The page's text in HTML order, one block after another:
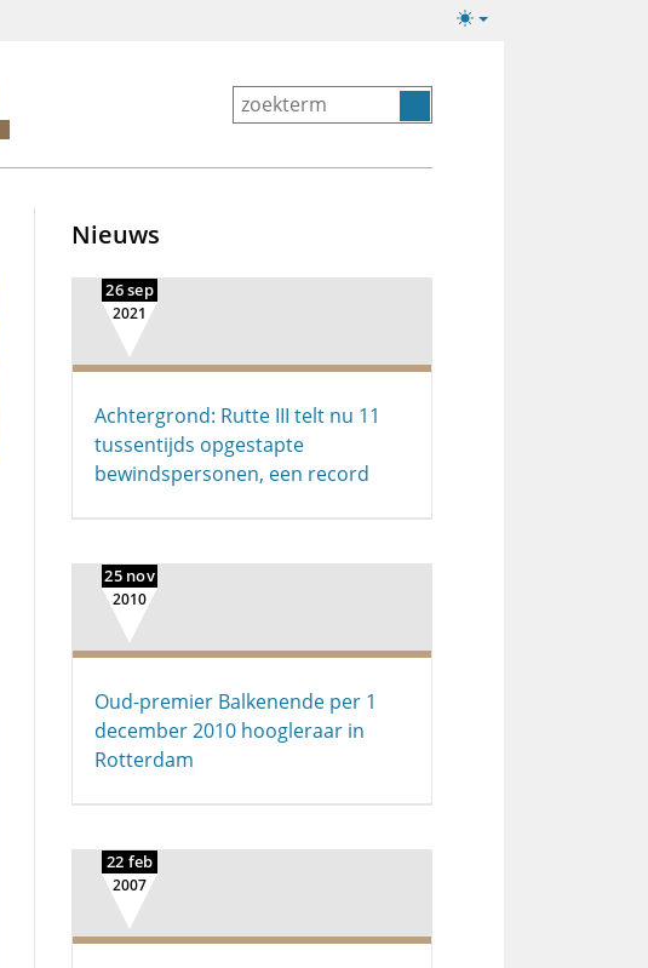
Lichte/donkere
Nieuws
26 sep
2021
Achtergrond: Rutte III telt nu 11
tussentijds opgestapte
bewindspersonen, een record
25 nov
2010
Oud-premier Balkenende per 1
december 2010 hoogleraar in
Rotterdam
22 feb
2007